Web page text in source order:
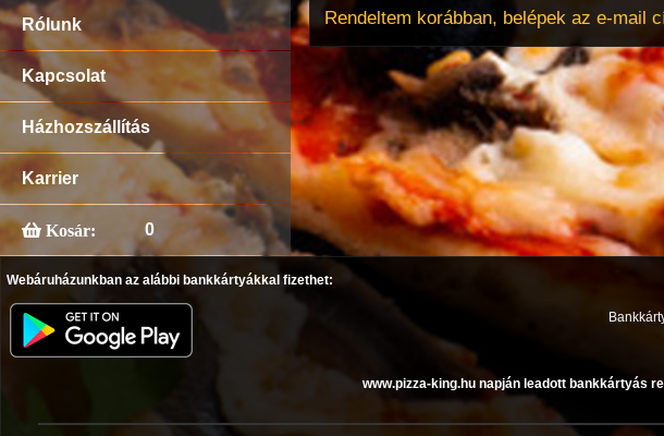
Rólunk
Kapcsolat
Házhozszállítás
Karrier
Kosár: 0
Rendeltem korábban, belépek az e-mail
Webáruházunkban az alábbi bankkártyákkal fizethet:
www.pizza-king.hu napján leadott bankkártyás